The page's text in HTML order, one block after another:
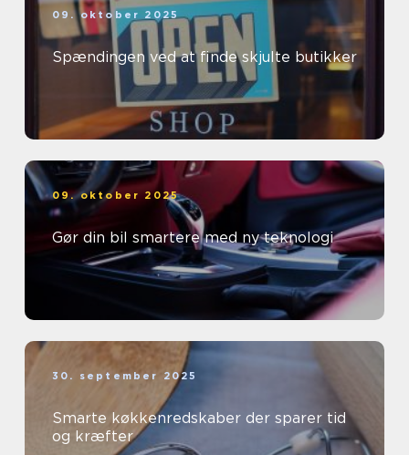
09. oktober 2025
Spændingen ved at finde skjulte butikker
09. oktober 2025
Gør din bil smartere med ny teknologi
30. september 2025
Smarte køkkenredskaber der sparer tid
og kræfter